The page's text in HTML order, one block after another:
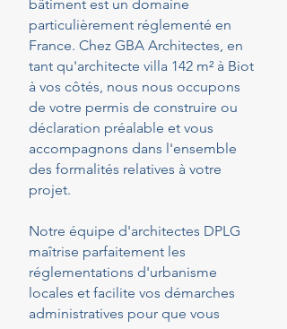
bâtiment est un domaine
particulièrement réglementé en
France. Chez GBA Architectes, en
tant qu'architecte villa 142 m² à Biot
à vos côtés, nous nous occupons
de votre permis de construire ou
déclaration préalable et vous
accompagnons dans l'ensemble
des formalités relatives à votre
projet.
Notre équipe d'architectes DPLG
maîtrise parfaitement les
réglementations d'urbanisme
locales et facilite vos démarches
administratives pour que vous